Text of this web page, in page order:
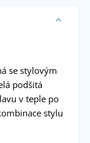
se stylovým
podšitá
v teple po
stylu